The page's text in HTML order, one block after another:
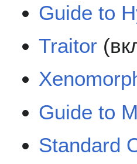
Guide to
Traitor
Guide to
Standard